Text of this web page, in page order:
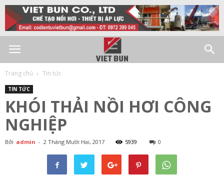
Trang chủ Tin tức
TIN TỨC
KHÓI THẢI NỒI HƠI CÔNG
NGHIỆP
Bởi admin - 2 Tháng Mười Hai, 2017 5939 0